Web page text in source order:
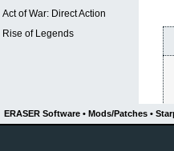
Act of War: Direct Action
Rise of Legends
ERASER Software • Mods/Patches •